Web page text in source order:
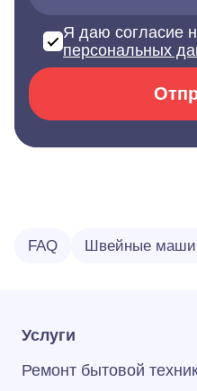
Я даю согласие
персональных
FAQ Швейные
Услуги
Ремонт бытовой